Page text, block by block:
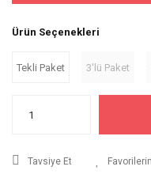
Ürün Seçenekleri
Tekli Paket 3'lü Paket
Tavsiye Et